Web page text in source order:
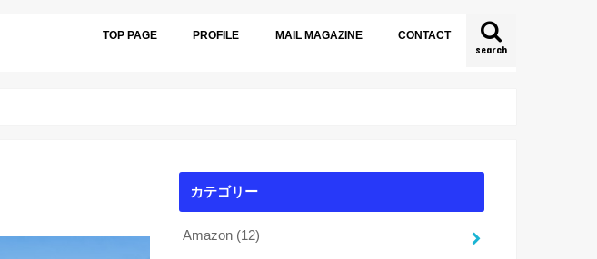
search
TOP PAGE PROFILE MAIL MAGAZINE CONTACT
カテゴリー
Amazon (12)